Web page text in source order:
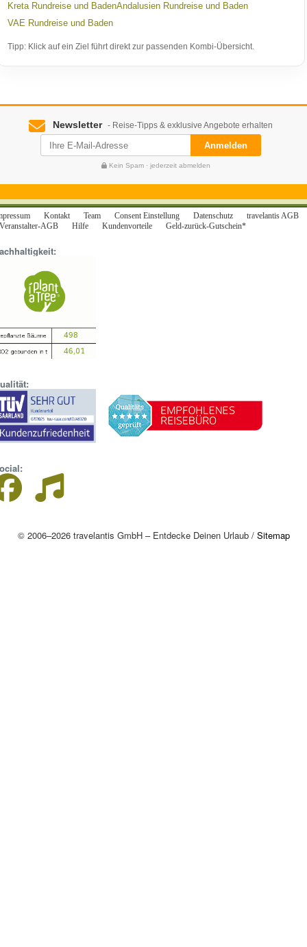
Kreta Rundreise und BadenAndalusien Rundreise und Baden
VAE Rundreise und Baden
Tipp: Klick auf ein Ziel führt direkt zur passenden Kombi-Übersicht.
Newsletter - Reise-Tipps & exklusive Angebote erhalten
Anmelden
Kein Spam · jederzeit abmelden
Kontakt Team Consent Einstellung Datenschutz
travelantis AGB
Veranstalter-AGB
Hilfe Kundenvorteile Geld-zurück-Gutschein*
© 2006–2026 travelantis GmbH – Entdecke Deinen Urlaub / Sitemap